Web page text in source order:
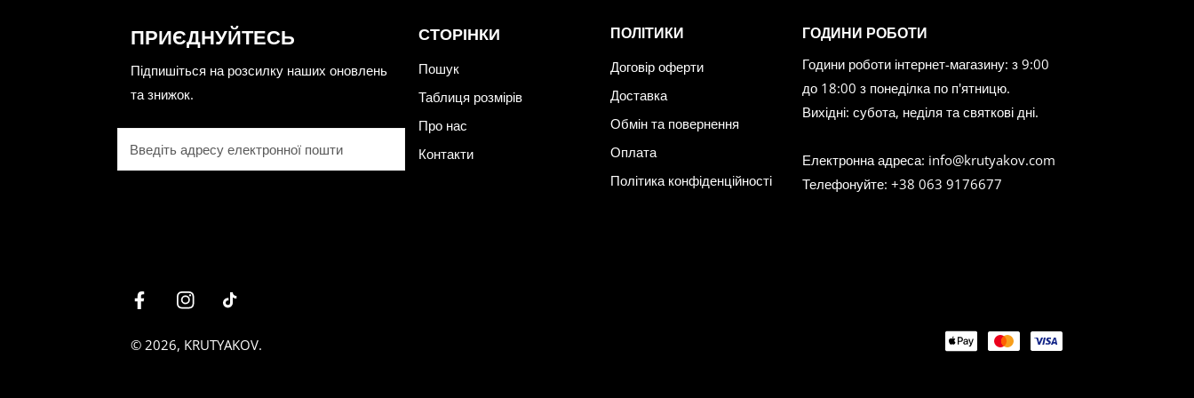
- зустрічей з друзями
- повсякденного стилю
Ми створюємо костюми, які виглядають актуально, підкреслюють фігуру та залишаються комфортними протягом
усього дня. Завдяки якісним тканинам вони не втрачають форму, не кашлатяться та довго зберігають свій вигляд.
ПРИЄДНУЙТЕСЬ
Підпишіться на розсилку наших оновлень
та знижок.
пошта
СТОРІНКИ
Пошук
Таблиця розмірів
Про нас
Контакти
ПОЛІТИКИ
Договір оферти
Доставка
Обмін та повернення
Оплата
Політика конфіденційності
ГОДИНИ РОБОТИ
Години роботи інтернет-магазину: з 9:00
до 18:00 з понеділка по п'ятницю.
Вихідні: субота, неділя та святкові дні.
Електронна адреса: info@krutyakov.com
Телефонуйте: +38 063 9176677
FacebookInstagramTiktok
© 2026, KRUTYAKOV.
Payment